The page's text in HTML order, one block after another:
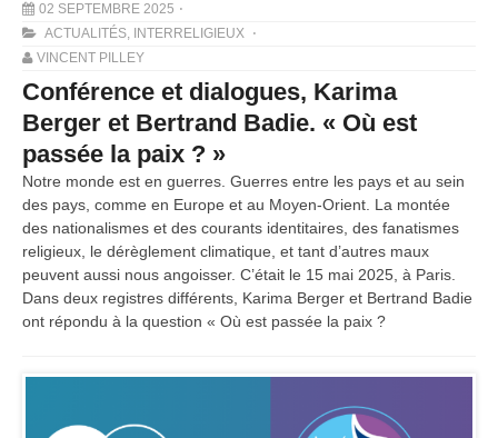
02 SEPTEMBRE 2025
ACTUALITÉS, INTERRELIGIEUX
VINCENT PILLEY
Conférence et dialogues, Karima
Berger et Bertrand Badie. « Où est
passée la paix ? »
Notre monde est en guerres. Guerres entre les pays et au sein
des pays, comme en Europe et au Moyen-Orient. La montée
des nationalismes et des courants identitaires, des fanatismes
religieux, le dérèglement climatique, et tant d’autres maux
peuvent aussi nous angoisser. C’était le 15 mai 2025, à Paris.
Dans deux registres différents, Karima Berger et Bertrand Badie
ont répondu à la question « Où est passée la paix ?